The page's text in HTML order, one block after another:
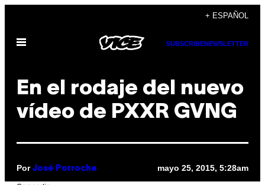
contenido
+ ESPAÑOL
Abrir
SUBSCRIBENEWSLETTER
En el rodaje del nuevo
vídeo de PXXR GVNG
Por José Porroche mayo 25, 2015, 5:28am